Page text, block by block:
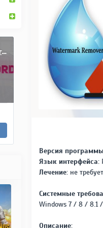
Версия
Язык интерфейса:
Лечение:не
Системные
Windows 7 / 8 / 8.1
Описание: